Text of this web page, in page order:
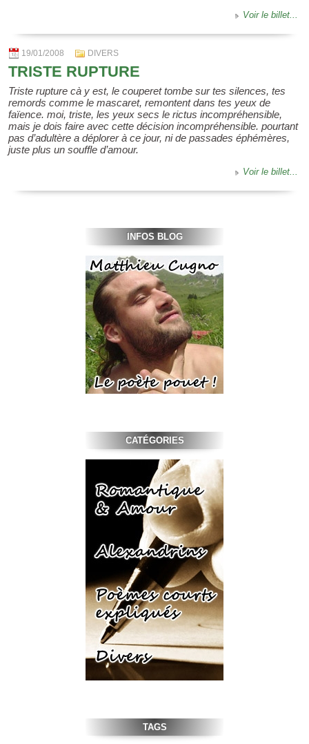
Voir le billet...
19/01/2008 DIVERS
TRISTE RUPTURE
Triste rupture cà y est, le couperet tombe sur tes silences, tes
remords comme le mascaret, remontent dans tes yeux de
faïence. moi, triste, les yeux secs le rictus incompréhensible,
mais je dois faire avec cette décision incompréhensible. pourtant
pas d’adultère a déplorer à ce jour, ni de passades éphémères,
juste plus un souffle d’amour.
Voir le billet...
INFOS BLOG
CATÉGORIES
TAGS